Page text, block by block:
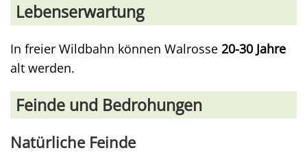
Lebenserwartung
In freier Wildbahn können Walrosse 20-30 Jahre
alt werden.
Feinde und Bedrohungen
Natürliche Feinde